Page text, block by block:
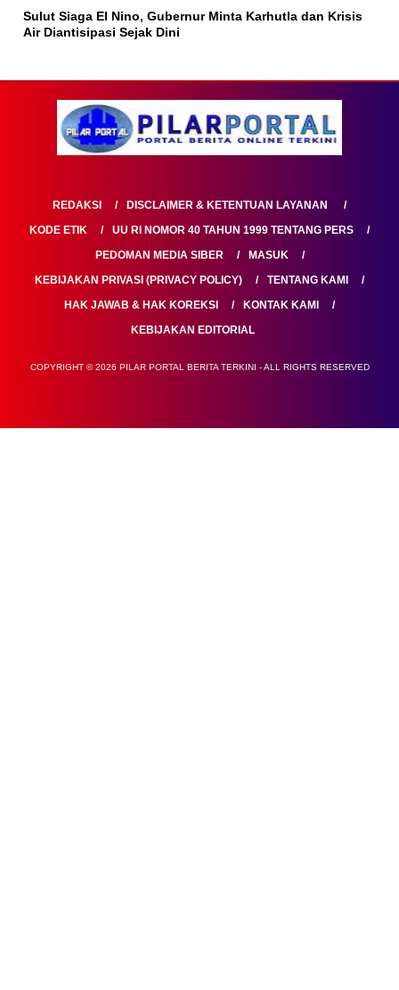
Sulut Siaga El Nino, Gubernur Minta Karhutla dan Krisis
Air Diantisipasi Sejak Dini
REDAKSI
DISCLAIMER & KETENTUAN LAYANAN
KODE ETIK
UU RI NOMOR 40 TAHUN 1999 TENTANG PERS
PEDOMAN MEDIA SIBER
MASUK
KEBIJAKAN PRIVASI (PRIVACY POLICY)
TENTANG KAMI
HAK JAWAB & HAK KOREKSI
KONTAK KAMI
KEBIJAKAN EDITORIAL
COPYRIGHT © 2026 PILAR PORTAL BERITA TERKINI - ALL RIGHTS RESERVED